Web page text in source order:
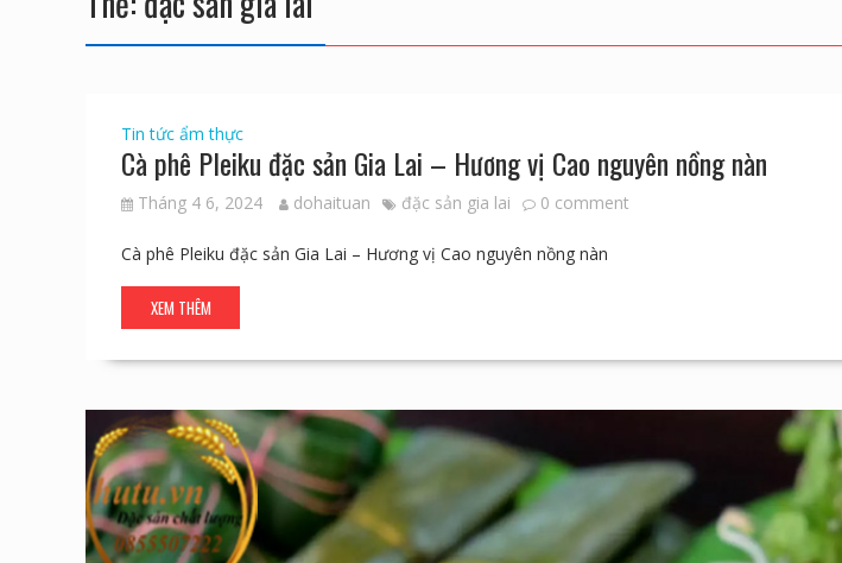
Tin tức ẩm thực
Cà phê Pleiku đặc sản Gia Lai – Hương vị Cao nguyên nồng nàn
Tháng 4 6, 2024 dohaituan đặc sản gia lai 0 comment
Cà phê Pleiku đặc sản Gia Lai – Hương vị Cao nguyên nồng nàn
XEM THÊM